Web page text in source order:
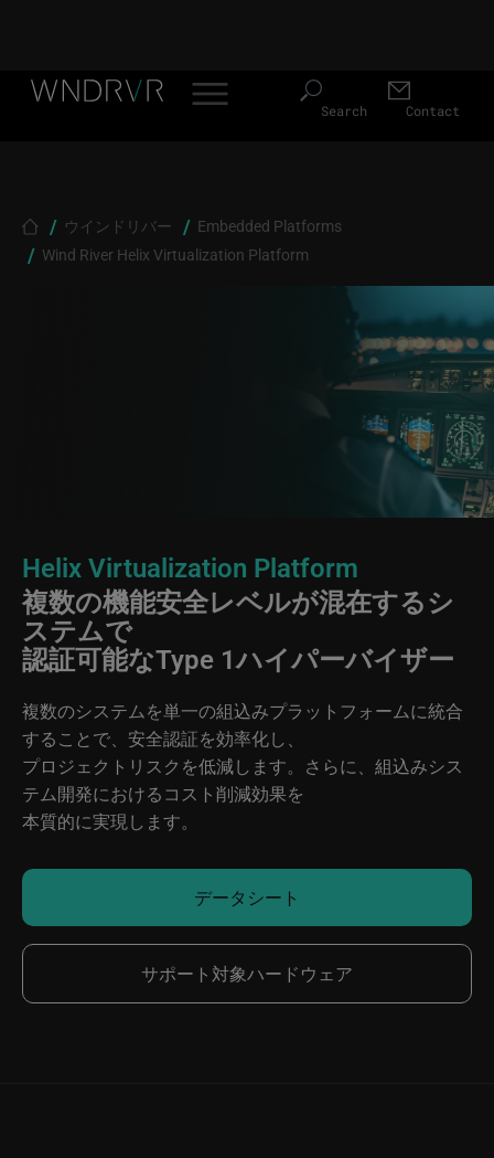
Skip to main content
Header Menu JP Search Contact
Breadcrumb
ウインドリバー
Embedded Platforms
Wind River Helix Virtualization Platform
Helix Virtualization Platform
複数の機能安全レベルが混在するシ
ステムで
認証可能なType 1ハイパーバイザー
複数のシステムを単一の組込みプラットフォームに統合
することで、安全認証を効率化し、
プロジェクトリスクを低減します。さらに、組込みシス
テム開発におけるコスト削減効果を
本質的に実現します。
データシート
サポート対象ハードウェア